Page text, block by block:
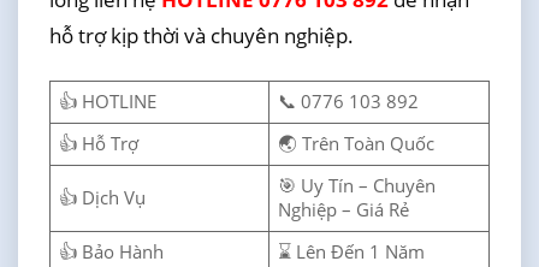
hỗ trợ kịp thời và chuyên nghiệp.
👍 HOTLINE
📞 0776 103 892
👍 Hỗ Trợ
🌏 Trên Toàn Quốc
👍 Dịch Vụ
🎯 Uy Tín – Chuyên
Nghiệp – Giá Rẻ
👍 Bảo Hành
⌛ Lên Đến 1 Năm